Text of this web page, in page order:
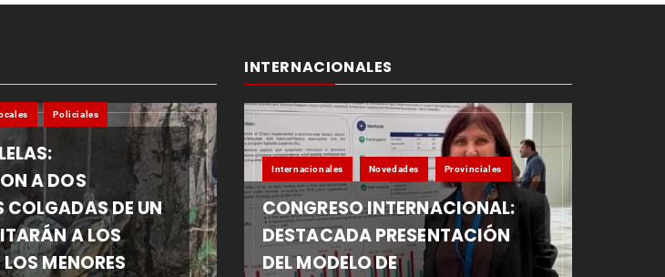
Policiales
A DOS
COLGADAS DE UN
A LOS
MENORES
INTERNACIONALES
Internacionales Novedades Provinciales
CONGRESO INTERNACIONAL:
DESTACADA PRESENTACIÓN
DEL MODELO DE